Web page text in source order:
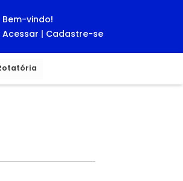
Bem-vindo!
Acessar | Cadastre-se